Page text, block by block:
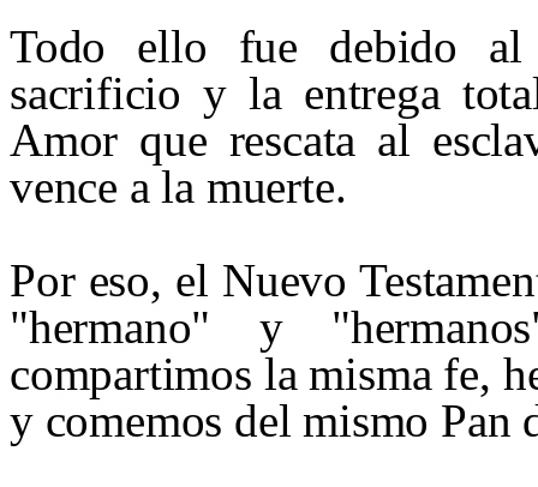
Todo ello fue debido
sacrificio y la entrega
Amor que rescata al
vence a la muerte.
Por eso, el Nuevo
"hermano" y
compartimos la misma fe,
y comemos del mismo Pan